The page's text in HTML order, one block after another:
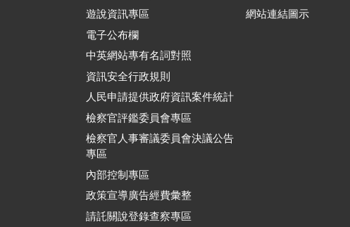
遊說資訊專區
電子公布欄
中英網站專有名詞對照
資訊安全行政規則
人民申請提供政府資訊案件統計
檢察官評鑑委員會專區
檢察官人事審議委員會決議公告
專區
內部控制專區
政策宣導廣告經費彙整
請託關說登錄查察專區
網站連結圖示